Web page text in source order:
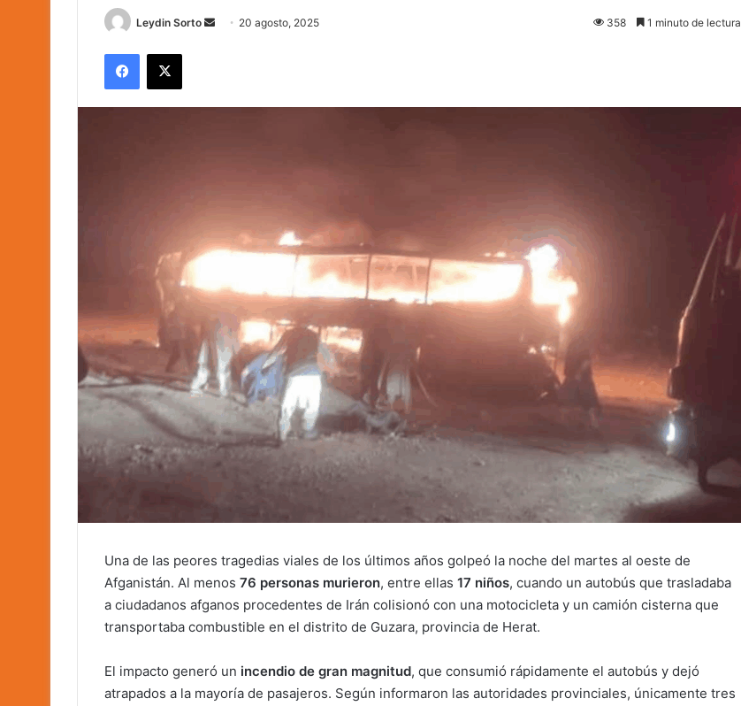
Leydin Sorto
Send 20 agosto, 2025 358 1 minuto de lectura
Facebook
X
Una de las peores tragedias viales de los últimos años golpeó la noche del martes al oeste de
Afganistán. Al menos 76 personas murieron, entre ellas 17 niños, cuando un autobús que trasladaba
a ciudadanos afganos procedentes de Irán colisionó con una motocicleta y un camión cisterna que
transportaba combustible en el distrito de Guzara, provincia de Herat.
El impacto generó un incendio de gran magnitud, que consumió rápidamente el autobús y dejó
atrapados a la mayoría de pasajeros. Según informaron las autoridades provinciales, únicamente tres